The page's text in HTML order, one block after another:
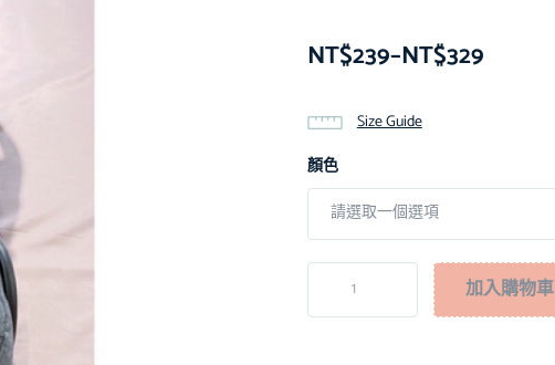
NT$239–NT$329
Size Guide
顏色
加入購物車